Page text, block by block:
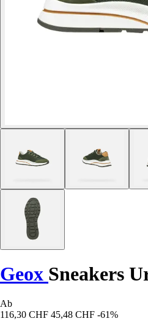
Geox Sneakers
Ab
116,30 CHF 45,48 CHF -61%